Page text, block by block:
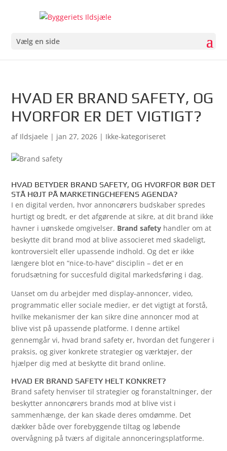
Vælg en side
HVAD ER BRAND SAFETY, OG
HVORFOR ER DET VIGTIGT?
af Ildsjaele | jan 27, 2026 | Ikke-kategoriseret
HVAD BETYDER BRAND SAFETY, OG HVORFOR BØR DET
STÅ HØJT PÅ MARKETINGCHEFENS AGENDA?
I en digital verden, hvor annoncørers budskaber spredes
hurtigt og bredt, er det afgørende at sikre, at dit brand ikke
havner i uønskede omgivelser. Brand safety handler om at
beskytte dit brand mod at blive associeret med skadeligt,
kontroversielt eller upassende indhold. Og det er ikke
længere blot en “nice-to-have” disciplin – det er en
forudsætning for succesfuld digital markedsføring i dag.
Uanset om du arbejder med display-annoncer, video,
programmatic eller sociale medier, er det vigtigt at forstå,
hvilke mekanismer der kan sikre dine annoncer mod at
blive vist på upassende platforme. I denne artikel
gennemgår vi, hvad brand safety er, hvordan det fungerer i
praksis, og giver konkrete strategier og værktøjer, der
hjælper dig med at beskytte dit brand online.
HVAD ER BRAND SAFETY HELT KONKRET?
Brand safety henviser til strategier og foranstaltninger, der
beskytter annoncørers brands mod at blive vist i
sammenhænge, der kan skade deres omdømme. Det
dækker både over forebyggende tiltag og løbende
overvågning på tværs af digitale annonceringsplatforme.